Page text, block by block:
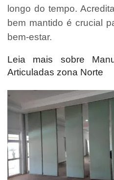
longo do tempo.
bem mantido é crucial
bem-estar.
Leia mais sobre
Articuladas zona Norte